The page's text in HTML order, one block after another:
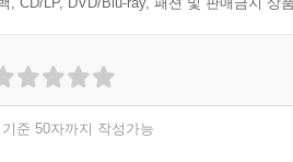
준 50자까지 작성가능